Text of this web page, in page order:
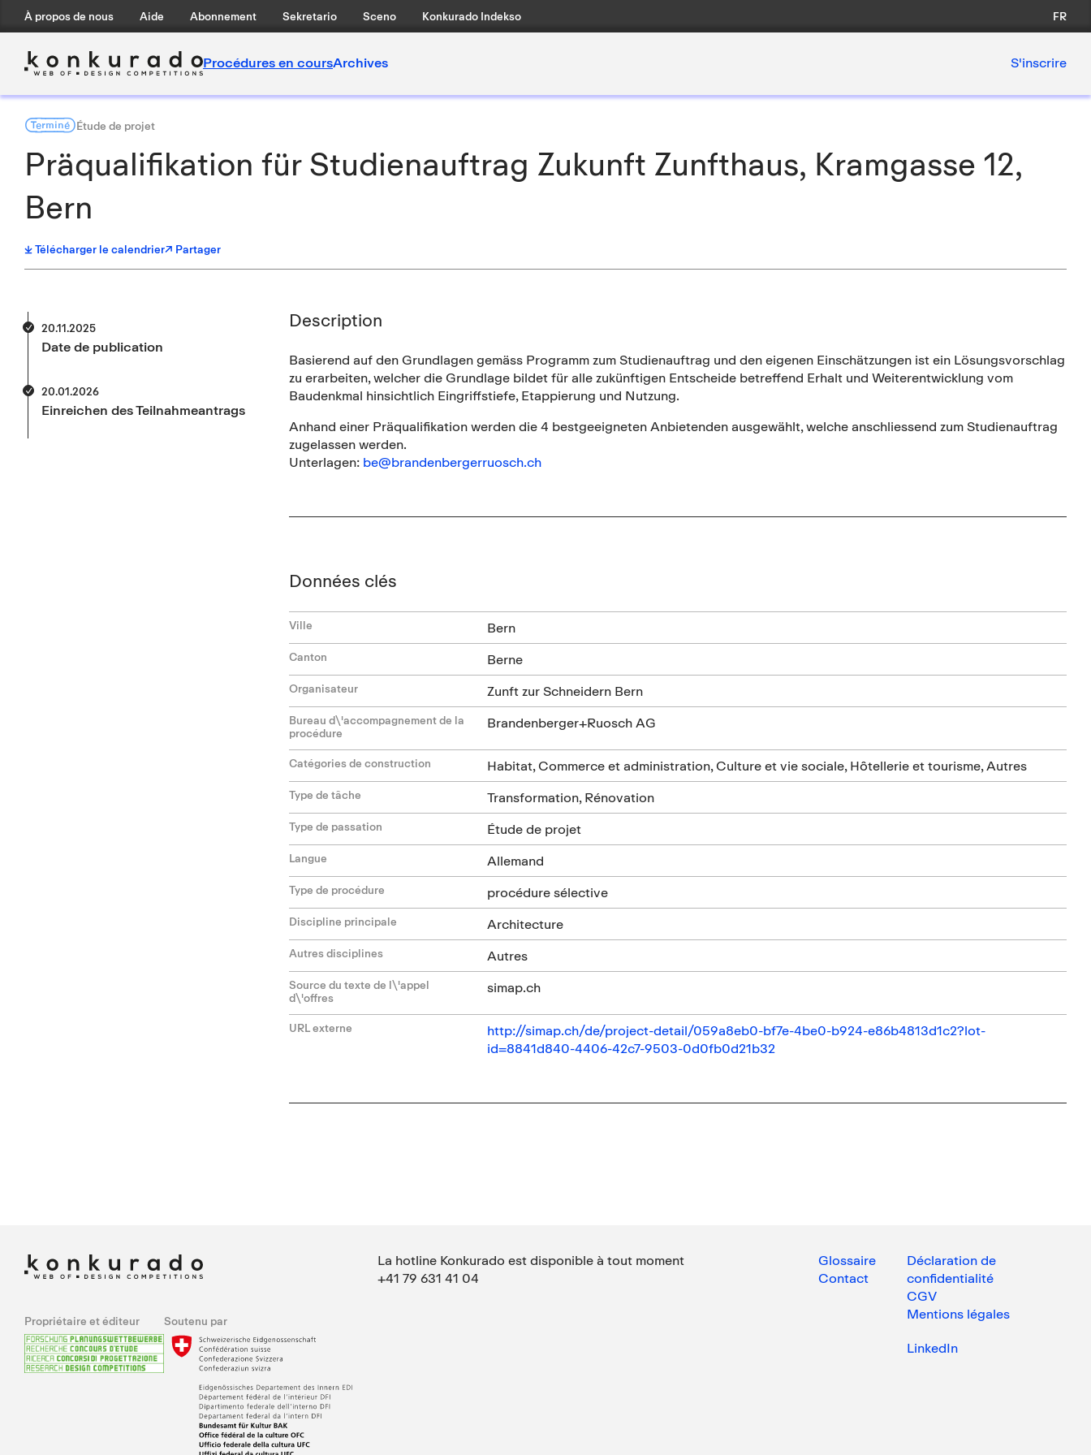
À propos de nous Aide Abonnement Sekretario Sceno Konkurado Indekso FR
Procédures en coursArchives S'inscrire
TerminéÉtude de projet
Präqualifikation für Studienauftrag Zukunft Zunfthaus, Kramgasse 12,
Bern
Télécharger le calendrier↗ Partager
20.11.2025
Date de publication
20.01.2026
Einreichen des Teilnahmeantrags
Description
Basierend auf den Grundlagen gemäss Programm zum Studienauftrag und den eigenen Einschätzungen ist ein Lösungsvorschlag
zu erarbeiten, welcher die Grundlage bildet für alle zukünftigen Entscheide betreffend Erhalt und Weiterentwicklung vom
Baudenkmal hinsichtlich Eingriffstiefe, Etappierung und Nutzung.
Anhand einer Präqualifikation werden die 4 bestgeeigneten Anbietenden ausgewählt, welche anschliessend zum Studienauftrag
zugelassen werden.
Unterlagen: be@brandenbergerruosch.ch
Données clés
Ville Bern
Canton Berne
Organisateur Zunft zur Schneidern Bern
Bureau d\'accompagnement de la
procédure
Brandenberger+Ruosch AG
Catégories de construction Habitat, Commerce et administration, Culture et vie sociale, Hôtellerie et tourisme, Autres
Type de tâche Transformation, Rénovation
Type de passation Étude de projet
Langue Allemand
Type de procédure procédure sélective
Discipline principale Architecture
Autres disciplines Autres
Source du texte de l\'appel
d\'offres
simap.ch
URL externe
http://simap.ch/de/project-detail/059a8eb0-bf7e-4be0-b924-e86b4813d1c2?lot-
id=8841d840-4406-42c7-9503-0d0fb0d21b32
Propriétaire et éditeur Soutenu par
La hotline Konkurado est disponible à tout moment
+41 79 631 41 04
Glossaire
Contact
Déclaration de
confidentialité
CGV
Mentions légales
LinkedIn